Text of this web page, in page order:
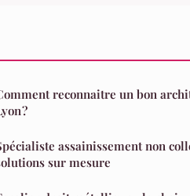
reconnaitre un bon
?
assainissement non
sur mesure